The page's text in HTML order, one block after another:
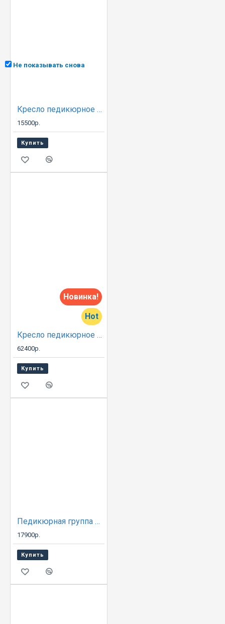
Не показывать снова
Кресло педикюрное Надир 02
15500р.
Купить
Новинка!
Hot
Кресло педикюрное “Р16”
62400р.
Купить
Педикюрная группа Надир
17900р.
Купить